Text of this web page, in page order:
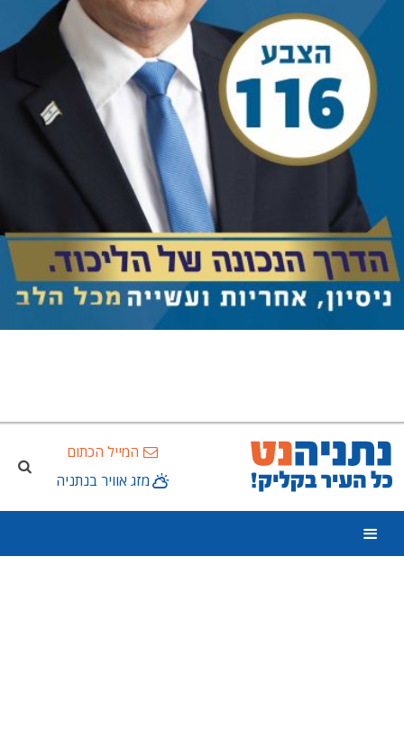
המייל הכתום
מזג אוויר בנתניה